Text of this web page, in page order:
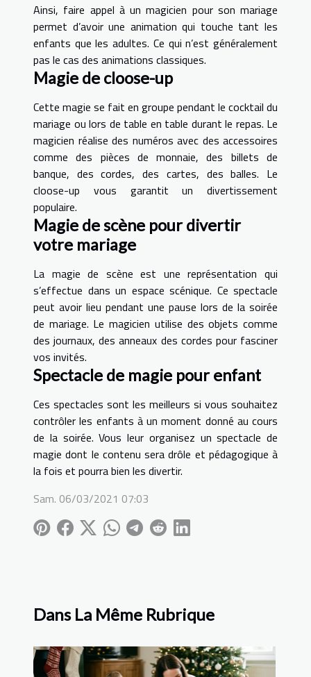
Ainsi, faire appel à un magicien pour son mariage
permet d’avoir une animation qui touche tant les
enfants que les adultes. Ce qui n’est généralement
pas le cas des animations classiques.
Magie de cloose-up
Cette magie se fait en groupe pendant le cocktail du
mariage ou lors de table en table durant le repas. Le
magicien réalise des numéros avec des accessoires
comme des pièces de monnaie, des billets de
banque, des cordes, des cartes, des balles. Le
cloose-up vous garantit un divertissement
populaire.
Magie de scène pour divertir
votre mariage
La magie de scène est une représentation qui
s’effectue dans un espace scénique. Ce spectacle
peut avoir lieu pendant une pause lors de la soirée
de mariage. Le magicien utilise des objets comme
des journaux, des anneaux des cordes pour fasciner
vos invités.
Spectacle de magie pour enfant
Ces spectacles sont les meilleurs si vous souhaitez
contrôler les enfants à un moment donné au cours
de la soirée. Vous leur organisez un spectacle de
magie dont le contenu sera drôle et pédagogique à
la fois et pourra bien les divertir.
Sam. 06/03/2021 07:03
Dans La Même Rubrique